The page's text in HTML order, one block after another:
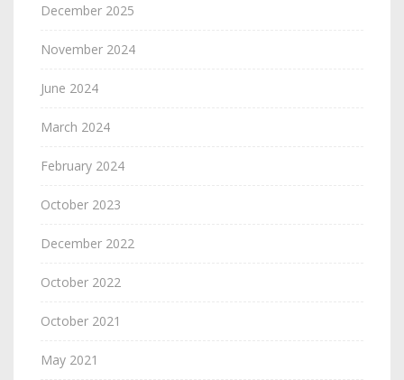
December 2025
November 2024
June 2024
March 2024
February 2024
October 2023
December 2022
October 2022
October 2021
May 2021